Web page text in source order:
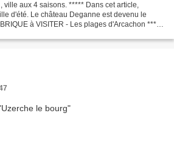
ville aux 4 saisons. ***** Dans cet article,
d'été. Le château Deganne est devenu le
à VISITER - Les plages d'Arcachon *****